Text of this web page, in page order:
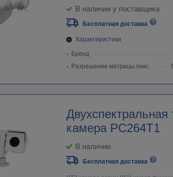
В наличии у поставщика
Бесплатная доставка
Характеристики
Бренд
Разрешение матрицы,пикс.
Двухспектральная
камера PC264T1
В наличии
Бесплатная доставка